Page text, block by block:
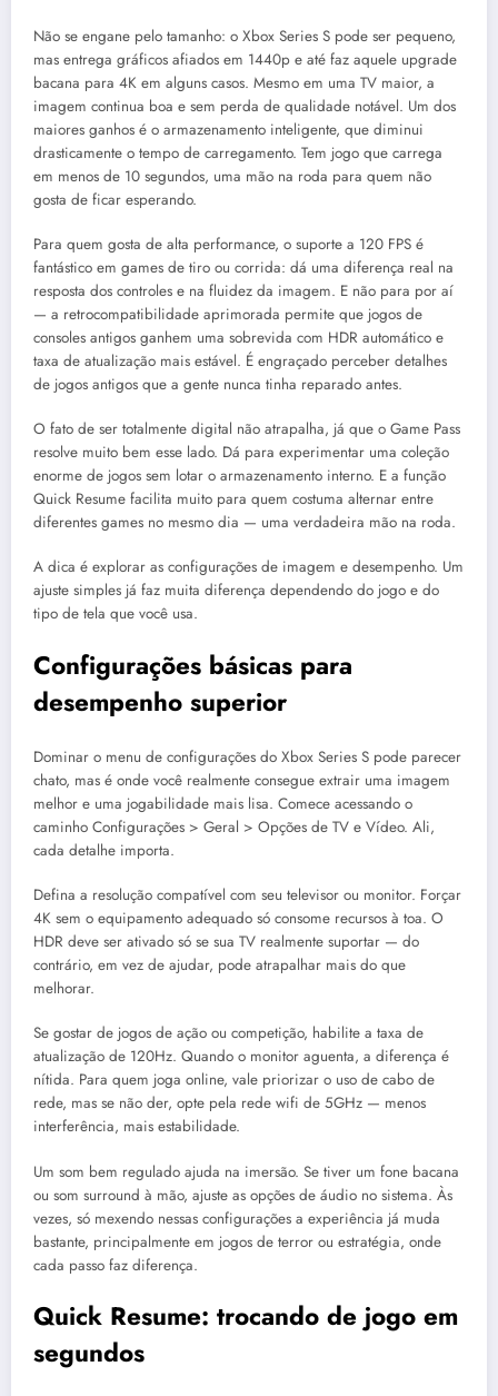
Não se engane pelo tamanho: o Xbox Series S pode ser pequeno,
mas entrega gráficos afiados em 1440p e até faz aquele upgrade
bacana para 4K em alguns casos. Mesmo em uma TV maior, a
imagem continua boa e sem perda de qualidade notável. Um dos
maiores ganhos é o armazenamento inteligente, que diminui
drasticamente o tempo de carregamento. Tem jogo que carrega
em menos de 10 segundos, uma mão na roda para quem não
gosta de ficar esperando.
Para quem gosta de alta performance, o suporte a 120 FPS é
fantástico em games de tiro ou corrida: dá uma diferença real na
resposta dos controles e na fluidez da imagem. E não para por aí
— a retrocompatibilidade aprimorada permite que jogos de
consoles antigos ganhem uma sobrevida com HDR automático e
taxa de atualização mais estável. É engraçado perceber detalhes
de jogos antigos que a gente nunca tinha reparado antes.
O fato de ser totalmente digital não atrapalha, já que o Game Pass
resolve muito bem esse lado. Dá para experimentar uma coleção
enorme de jogos sem lotar o armazenamento interno. E a função
Quick Resume facilita muito para quem costuma alternar entre
diferentes games no mesmo dia — uma verdadeira mão na roda.
A dica é explorar as configurações de imagem e desempenho. Um
ajuste simples já faz muita diferença dependendo do jogo e do
tipo de tela que você usa.
Configurações básicas para
desempenho superior
Dominar o menu de configurações do Xbox Series S pode parecer
chato, mas é onde você realmente consegue extrair uma imagem
melhor e uma jogabilidade mais lisa. Comece acessando o
caminho Configurações > Geral > Opções de TV e Vídeo. Ali,
cada detalhe importa.
Defina a resolução compatível com seu televisor ou monitor. Forçar
4K sem o equipamento adequado só consome recursos à toa. O
HDR deve ser ativado só se sua TV realmente suportar — do
contrário, em vez de ajudar, pode atrapalhar mais do que
melhorar.
Se gostar de jogos de ação ou competição, habilite a taxa de
atualização de 120Hz. Quando o monitor aguenta, a diferença é
nítida. Para quem joga online, vale priorizar o uso de cabo de
rede, mas se não der, opte pela rede wifi de 5GHz — menos
interferência, mais estabilidade.
Um som bem regulado ajuda na imersão. Se tiver um fone bacana
ou som surround à mão, ajuste as opções de áudio no sistema. Às
vezes, só mexendo nessas configurações a experiência já muda
bastante, principalmente em jogos de terror ou estratégia, onde
cada passo faz diferença.
Quick Resume: trocando de jogo em
segundos